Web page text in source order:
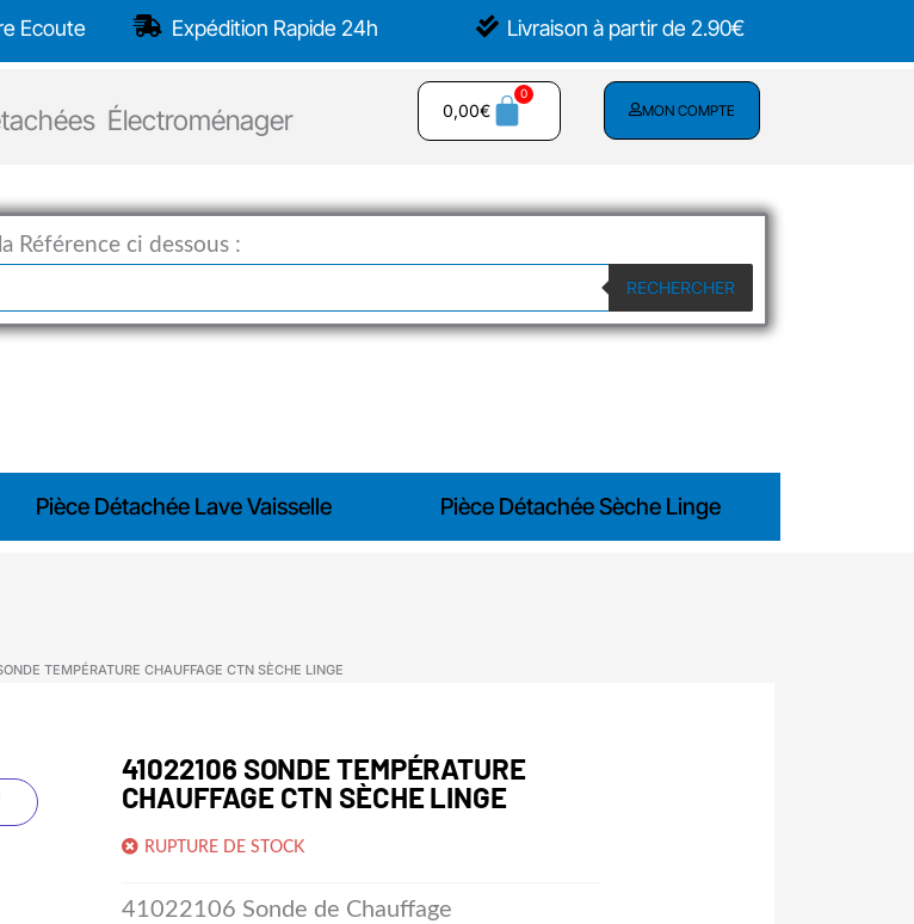
Ecoute Expédition Rapide 24h Livraison à partir de 2.90€
Électroménager 0,00€ MON COMPTE
Référence ci dessous :
RECHERCHER
Pièce Détachée Lave Vaisselle Pièce Détachée Sèche Linge
TEMPÉRATURE CHAUFFAGE CTN SÈCHE LINGE
41022106 SONDE TEMPÉRATURE
CHAUFFAGE CTN SÈCHE LINGE
RUPTURE DE STOCK
41022106 Sonde de Chauffage